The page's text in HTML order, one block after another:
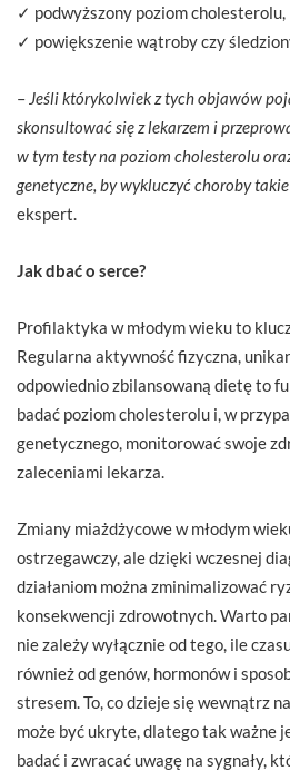
✓ podwyższony poziom cholesterolu,
✓ powiększenie wątroby czy
– Jeśli którykolwiek z tych objawów
skonsultować się z lekarzem i
w tym testy na poziom cholesterolu
genetyczne, by wykluczyć choroby
ekspert.
Jak dbać o serce?
Profilaktyka w młodym wieku to
Regularna aktywność fizyczna,
odpowiednio zbilansowaną dietę to
badać poziom cholesterolu i, w
genetycznego, monitorować swoje
zaleceniami lekarza.
Zmiany miażdżycowe w młodym
ostrzegawczy, ale dzięki wczesnej
działaniom można zminimalizować
konsekwencji zdrowotnych. Warto
nie zależy wyłącznie od tego, ile
również od genów, hormonów i
stresem. To, co dzieje się wewnątrz
może być ukryte, dlatego tak ważne
badać i zwracać uwagę na sygnały,